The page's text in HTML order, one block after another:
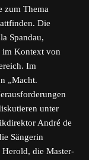
zum Thema
Die
Spandau,
im Kontext von
Im
„Macht.
unter
André de
Sängerin
die Master-